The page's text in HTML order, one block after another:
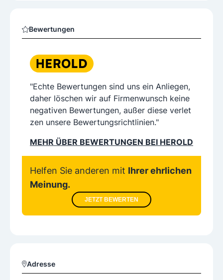
Bewertungen
"Echte Bewertungen sind uns ein Anliegen,
daher löschen wir auf Firmenwunsch keine
negativen Bewertungen, außer diese verlet
zen unsere Bewertungsrichtlinien."
MEHR ÜBER BEWERTUNGEN BEI HEROLD
Helfen Sie anderen mit Ihrer ehrlichen
Meinung.
JETZT BEWERTEN
Adresse